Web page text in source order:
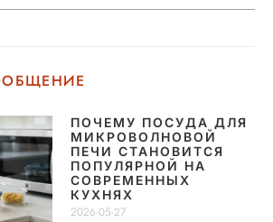
ПОЧЕМУ ПОСУДА ДЛЯ
МИКРОВОЛНОВОЙ
ПЕЧИ СТАНОВИТСЯ
ПОПУЛЯРНОЙ НА
СОВРЕМЕННЫХ
КУХНЯХ
2026-05-27